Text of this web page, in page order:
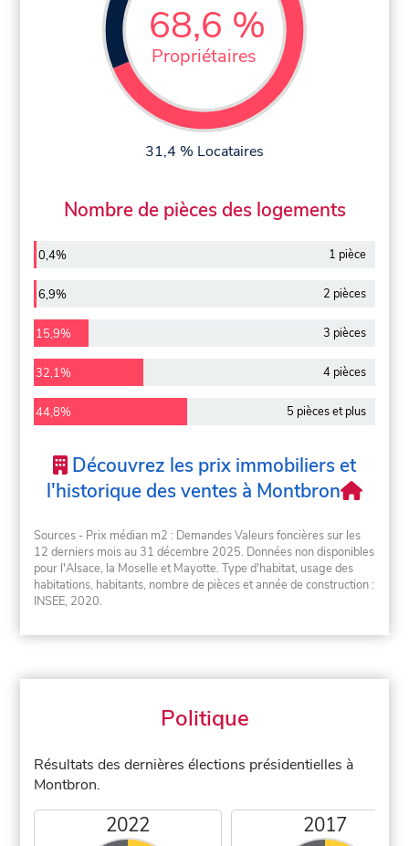
68,6 %
Propriétaires
31,4 % Locataires
Nombre de pièces des logements
0,4% 1 pièce
6,9% 2 pièces
15,9% 3 pièces
32,1% 4 pièces
44,8% 5 pièces et plus
Découvrez les prix immobiliers et
l'historique des ventes à Montbron
Sources - Prix médian m2 : Demandes Valeurs foncières sur les
12 derniers mois au 31 décembre 2025. Données non disponibles
pour l'Alsace, la Moselle et Mayotte. Type d'habitat, usage des
habitations, habitants, nombre de pièces et année de construction :
INSEE, 2020.
Politique
Résultats des dernières élections présidentielles à
Montbron.
2022 2017